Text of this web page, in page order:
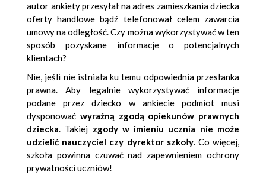
autor ankiety przesyłał na adres zamieszkania dziecka
oferty handlowe bądź telefonował celem zawarcia
umowy na odległość. Czy można wykorzystywać w ten
sposób pozyskane informacje o potencjalnych
klientach?
Nie, jeśli nie istniała ku temu odpowiednia przesłanka
prawna. Aby legalnie wykorzystywać informacje
podane przez dziecko w ankiecie podmiot musi
dysponować wyraźną zgodą opiekunów prawnych
dziecka. Takiej zgody w imieniu ucznia nie może
udzielić nauczyciel czy dyrektor szkoły. Co więcej,
szkoła powinna czuwać nad zapewnieniem ochrony
prywatności uczniów!